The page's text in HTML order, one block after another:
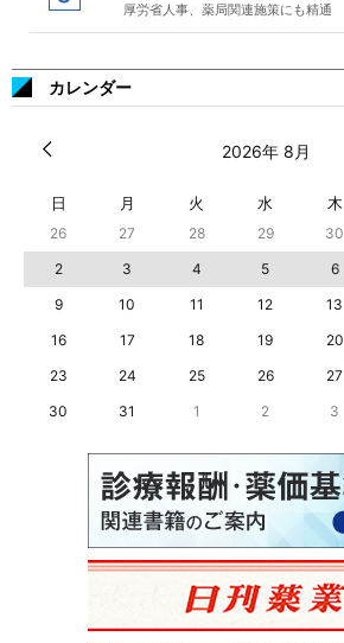
厚労省人事、薬局関連施策にも精通
カレンダー
2026年 8月
日 月 火 水 木
26 27 28 29 30
2
3 4 5 6
9
10 11 12 13
16
17 18 19 20
23
24 25 26 27
30
31 1 2 3